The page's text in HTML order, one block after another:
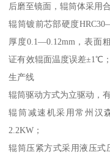
后磨至镜面，辊筒体采用
辊筒镀前芯部硬度
厚度0.1—0.12mm，表面
证有效辊面温度误差±1℃
生产线
辊筒驱动方式为立驱动，
辊筒减速机采用常州汉
2.2KW；
辊筒压紧方式采用液压式